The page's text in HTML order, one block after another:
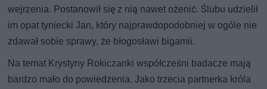
wejrzenia. Postanowił się z nią nawet ożenić. Ślubu udzielił
im opat tyniecki Jan, który najprawdopodobniej w ogóle nie
zdawał sobie sprawy, że błogosławi bigamii.
Na temat Krystyny Rokiczanki współcześni badacze mają
bardzo mało do powiedzenia. Jako trzecia partnerka króla